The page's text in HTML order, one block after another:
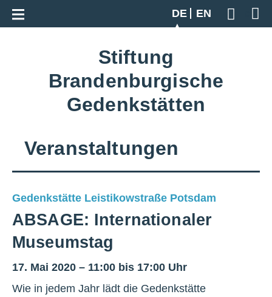
DE
EN
Geben
Zur Gesamtübersicht
Stiftung
Brandenburgische
Gedenkstätten
Veranstaltungen
Gedenkstätte Leistikowstraße Potsdam
ABSAGE: Internationaler
Museumstag
17. Mai 2020 – 11:00 bis 17:00 Uhr
Wie in jedem Jahr lädt die Gedenkstätte